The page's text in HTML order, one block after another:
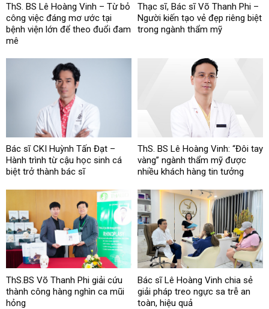
ThS. BS Lê Hoàng Vinh – Từ bỏ
công việc đáng mơ ước tại
bệnh viện lớn để theo đuổi đam
mê
Thạc sĩ, Bác sĩ Võ Thanh Phi –
Người kiến tạo vẻ đẹp riêng biệt
trong ngành thẩm mỹ
Bác sĩ CKI Huỳnh Tấn Đạt –
Hành trình từ cậu học sinh cá
biệt trở thành bác sĩ
ThS. BS Lê Hoàng Vinh: “Đôi tay
vàng” ngành thẩm mỹ được
nhiều khách hàng tin tưởng
ThS.BS Võ Thanh Phi giải cứu
thành công hàng nghìn ca mũi
hỏng
Bác sĩ Lê Hoàng Vinh chia sẻ
giải pháp treo ngực sa trễ an
toàn, hiệu quả